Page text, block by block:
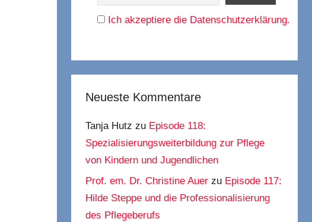
Ich akzeptiere die Datenschutzerklärung.
Neueste Kommentare
Tanja Hutz zu Episode 118:
Spezialisierungsweiterbildung zur Pflege
von Kindern und Jugendlichen
Prof. em. Dr. Christine Auer zu Episode 117:
Hilde Steppe und die Professionalisierung
des Pflegeberufs